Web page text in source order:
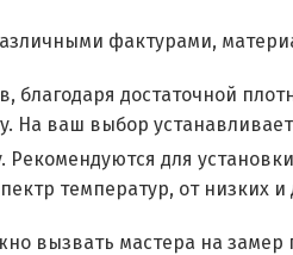
фактурами,
благодаря достаточной
На ваш выбор
для
температур, от низких и
вызвать мастера на